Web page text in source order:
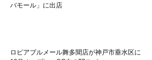
バモール」に出店
ロピアブルメール舞多聞店が神戸市垂水区に